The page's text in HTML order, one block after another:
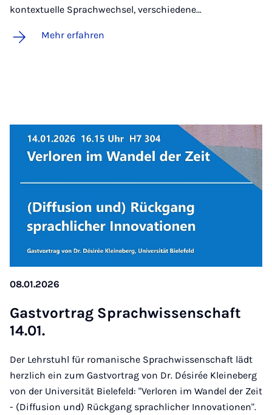
kontextuelle Sprachwechsel, verschiedene…
Mehr erfahren
08.01.2026
Gast­vor­trag Sprach­wis­sen­schaft
14.01.
Der Lehrstuhl für romanische Sprachwissenschaft lädt
herzlich ein zum Gastvortrag von Dr. Désirée Kleineberg
von der Universität Bielefeld: "Verloren im Wandel der Zeit
- (Diffusion und) Rückgang sprachlicher Innovationen".